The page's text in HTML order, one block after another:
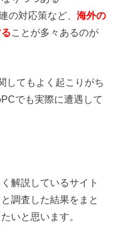
の対応策など、海外の
ことが多々あるのが
してもよく起こりがち
でも実際に遭遇して
解説しているサイト
調査した結果をまと
いと思います。